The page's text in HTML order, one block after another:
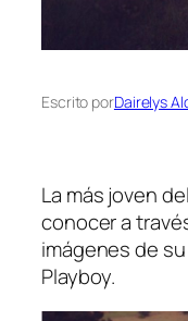
Escrito porDairelys
La más joven
conocer a
imágenes de
Playboy.